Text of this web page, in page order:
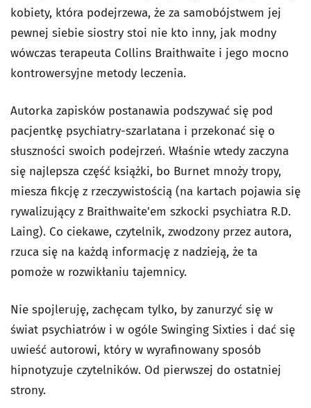
kobiety, która podejrzewa, że za samobójstwem jej
pewnej siebie siostry stoi nie kto inny, jak modny
wówczas terapeuta Collins Braithwaite i jego mocno
kontrowersyjne metody leczenia.
Autorka zapisków postanawia podszywać się pod
pacjentkę psychiatry-szarlatana i przekonać się o
słuszności swoich podejrzeń. Właśnie wtedy zaczyna
się najlepsza część książki, bo Burnet mnoży tropy,
miesza fikcję z rzeczywistością (na kartach pojawia się
rywalizujący z Braithwaite'em szkocki psychiatra R.D.
Laing). Co ciekawe, czytelnik, zwodzony przez autora,
rzuca się na każdą informację z nadzieją, że ta
pomoże w rozwikłaniu tajemnicy.
Nie spojleruję, zachęcam tylko, by zanurzyć się w
świat psychiatrów i w ogóle Swinging Sixties i dać się
uwieść autorowi, który w wyrafinowany sposób
hipnotyzuje czytelników. Od pierwszej do ostatniej
strony.